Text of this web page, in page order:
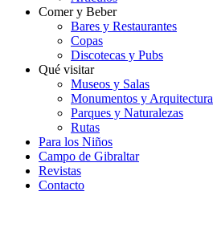
Comer y Beber
Bares y Restaurantes
Copas
Discotecas y Pubs
Qué visitar
Museos y Salas
Monumentos y Arquitectura
Parques y Naturalezas
Rutas
Para los Niños
Campo de Gibraltar
Revistas
Contacto